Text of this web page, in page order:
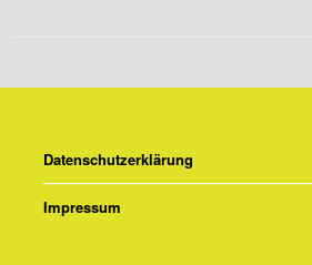
Datenschutzerklärung
Impressum